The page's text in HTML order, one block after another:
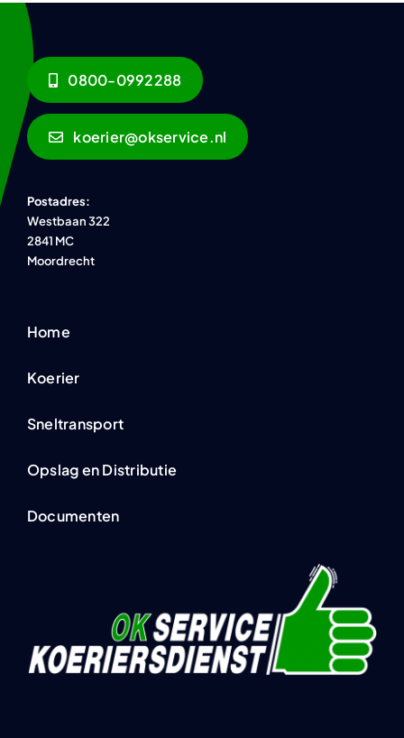
0800-0992288
koerier@okservice.nl
Postadres:
Westbaan 322
2841 MC
Moordrecht
Home
Koerier
Sneltransport
Opslag en Distributie
Documenten